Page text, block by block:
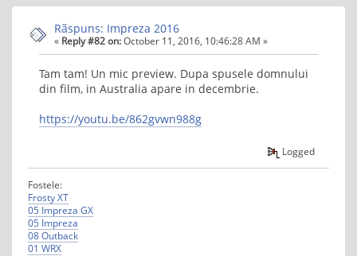
Rãspuns: Impreza 2016
« Reply #82 on:October 11, 2016, 10:46:28 AM »
Tam tam! Un mic preview. Dupa spusele domnului
din film, in Australia apare in decembrie.
https://youtu.be/862gvwn988g
Logged
Fostele:
Frosty XT
05 Impreza GX
05 Impreza
08 Outback
01 WRX